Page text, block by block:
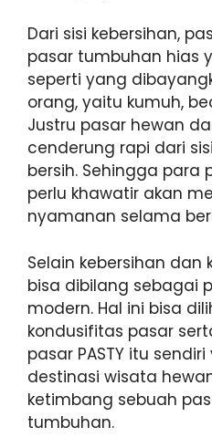
Dari sisi kebersihan,
pasar tumbuhan hias
seperti yang
orang, yaitu kumuh,
Justru pasar hewan
cenderung rapi dari
bersih. Sehingga para
perlu khawatir akan
nyamanan selama
Selain kebersihan dan
bisa dibilang sebagai
modern. Hal ini bisa
kondusifitas pasar
pasar PASTY itu
destinasi wisata
ketimbang sebuah
tumbuhan.